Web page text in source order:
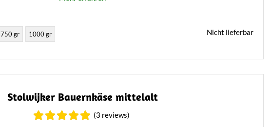
750 gr 1000 gr Nicht lieferbar
Stolwijker Bauernkäse mittelalt
(3 reviews)